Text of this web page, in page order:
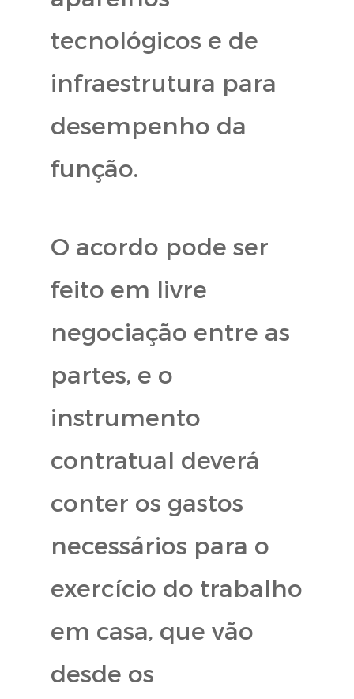
tecnológicos e de
infraestrutura para
desempenho da
função.
O acordo pode ser
feito em livre
negociação entre as
partes, e o
instrumento
contratual deverá
conter os gastos
necessários para o
exercício do trabalho
em casa, que vão
desde os